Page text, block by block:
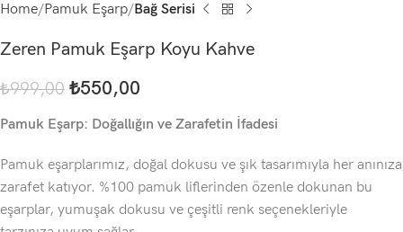
Home Pamuk Eşarp Bağ Serisi
Zeren Pamuk Eşarp Koyu Kahve
₺999,00 ₺550,00
Pamuk Eşarp: Doğallığın ve Zarafetin İfadesi
Pamuk eşarplarımız, doğal dokusu ve şık tasarımıyla her anınıza
zarafet katıyor. %100 pamuk liflerinden özenle dokunan bu
eşarplar, yumuşak dokusu ve çeşitli renk seçenekleriyle